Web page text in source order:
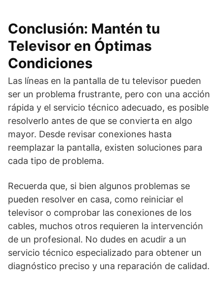
Conclusión: Mantén tu
Televisor en Óptimas
Condiciones
Las líneas en la pantalla de tu televisor pueden
ser un problema frustrante, pero con una acción
rápida y el servicio técnico adecuado, es posible
resolverlo antes de que se convierta en algo
mayor. Desde revisar conexiones hasta
reemplazar la pantalla, existen soluciones para
cada tipo de problema.
Recuerda que, si bien algunos problemas se
pueden resolver en casa, como reiniciar el
televisor o comprobar las conexiones de los
cables, muchos otros requieren la intervención
de un profesional. No dudes en acudir a un
servicio técnico especializado para obtener un
diagnóstico preciso y una reparación de calidad.